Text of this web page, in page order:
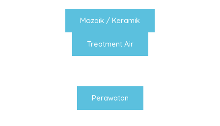
Mozaik / Keramik
Treatment Air
Perawatan